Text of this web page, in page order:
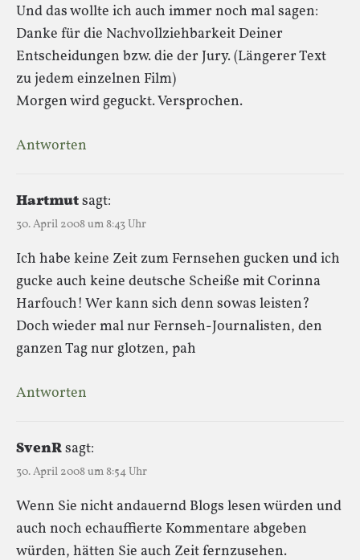
Und das wollte ich auch immer noch mal sagen:
Danke für die Nachvollziehbarkeit Deiner
Entscheidungen bzw. die der Jury. (Längerer Text
zu jedem einzelnen Film)
Morgen wird geguckt. Versprochen.
Antworten
Hartmutsagt:
30. April 2008 um 8:43 Uhr
Ich habe keine Zeit zum Fernsehen gucken und ich
gucke auch keine deutsche Scheiße mit Corinna
Harfouch! Wer kann sich denn sowas leisten?
Doch wieder mal nur Fernseh-Journalisten, den
ganzen Tag nur glotzen, pah
Antworten
SvenRsagt:
30. April 2008 um 8:54 Uhr
Wenn Sie nicht andauernd Blogs lesen würden und
auch noch echauffierte Kommentare abgeben
würden, hätten Sie auch Zeit fernzusehen.